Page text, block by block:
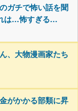
ガチで怖い話を聞
は…怖すぎる…
、大物漫画家たち
がかかる部類に昇